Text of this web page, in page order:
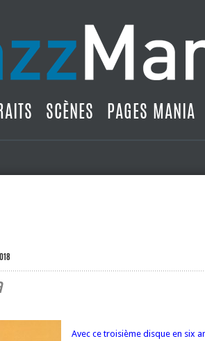
SCÈNES PAGES MANIA
Avec ce troisième disque en six